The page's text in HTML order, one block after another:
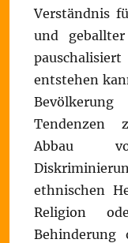
Verständnis
und
entstehen
Tendenzen
Abbau
ethnischen
Religion
Behinderung